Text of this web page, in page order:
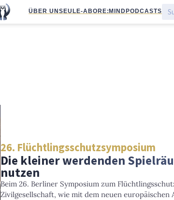
ÜBER UNS EULE-ABO RE:MIND PODCASTS
26. Flüchtlingsschutzsymposium
Die kleiner werdenden
nutzen
Beim 26. Berliner Symposium zum
Zivilgesellschaft, wie mit dem neuen europäischen